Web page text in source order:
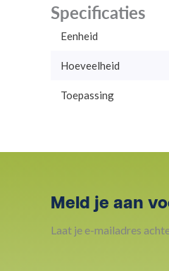
Specificaties
Eenheid
Hoeveelheid
Toepassing
Meld je aan
Laat je e-mailadres